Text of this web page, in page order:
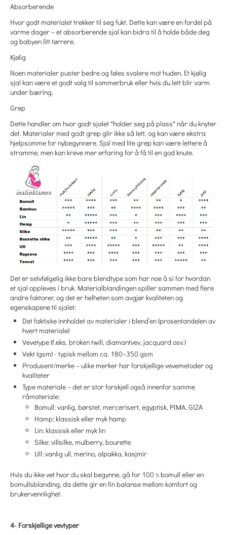
Absorberende
Hvor godt materialet trekker til seg fukt. Dette kan være en fordel på
varme dager – et absorberende sjal kan bidra til å holde både deg
og babyen litt tørrere.
Kjølig
Noen materialer puster bedre og føles svalere mot huden. Et kjølig
sjal kan være et godt valg til sommerbruk eller hvis du lett blir varm
under bæring.
Grep
Dette handler om hvor godt sjalet "holder seg på plass" når du knyter
det. Materialer med godt grep glir ikke så lett, og kan være ekstra
hjelpsomme for nybegynnere. Sjal med lite grep kan være lettere å
stramme, men kan kreve mer erfaring for å få til en god knute.
Det er selvfølgelig ikke bare blendtype som har noe å si for hvordan
et sjal oppleves i bruk. Materialblandingen spiller sammen med flere
andre faktorer, og det er helheten som avgjør kvaliteten og
egenskapene til sjalet:
Det faktiske innholdet av materialer i blend’en (prosentandelen av
hvert materiale)
Vevetype (f.eks. broken twill, diamantvev, jacquard osv.)
Vekt (gsm) - typisk mellom ca. 180–350 gsm
Produsent/merke – ulike merker har forskjellige vevemetoder og
kvaliteter
Type materiale – det er stor forskjell også innenfor samme
råmateriale:
Bomull: vanlig, børstet, mercerisert, egyptisk, PIMA, GIZA
Hamp: klassisk eller myk hamp
Lin: klassisk eller myk lin
Silke: villsilke, mulberry, bourette
Ull: vanlig ull, merino, alpakka, kasjmir
Hvis du ikke vet hvor du skal begynne, gå for 100 % bomull eller en
bomullsblanding, da dette gir en fin balanse mellom komfort og
brukervennlighet.
4- Forskjellige vevtyper